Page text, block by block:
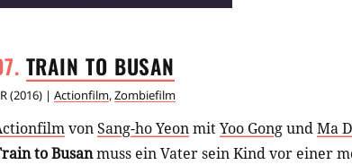
Ausweg mehr gibt. Doch das Kartell hat
TRAIN TO BUSAN
(2016) | Actionfilm,Zombiefilm
vonSang-ho YeonmitYoo GongundMa
to Busanmuss ein Vater sein Kind vor einer